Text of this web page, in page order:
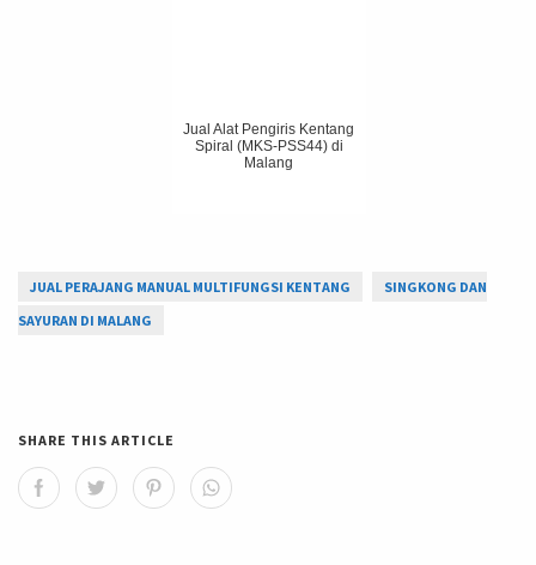
Jual Alat Pengiris Kentang
Spiral (MKS-PSS44) di
Malang
JUAL PERAJANG MANUAL MULTIFUNGSI KENTANG
SINGKONG DAN
SAYURAN DI MALANG
SHARE THIS ARTICLE